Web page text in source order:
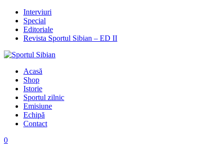
Interviuri
Special
Editoriale
Revista Sportul Sibian – ED II
Acasă
Shop
Istorie
Sportul zilnic
Emisiune
Echipă
Contact
0